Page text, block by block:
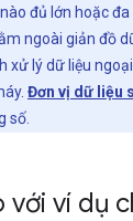
đủ lớn hoặc
ngoài giản đồ
xử lý dữ liệu
Đơn vị dữ liệu
số.
với ví dụ